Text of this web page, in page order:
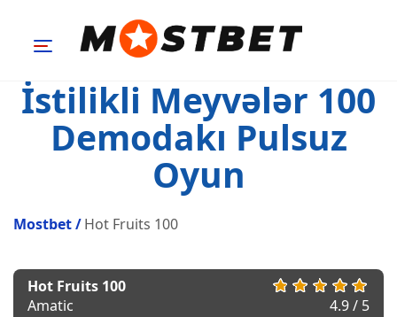
İstilikli Meyvələr 100
Demodakı Pulsuz
Oyun
Mostbet/Hot Fruits 100
Hot Fruits 100
Amatic
4.9 / 5